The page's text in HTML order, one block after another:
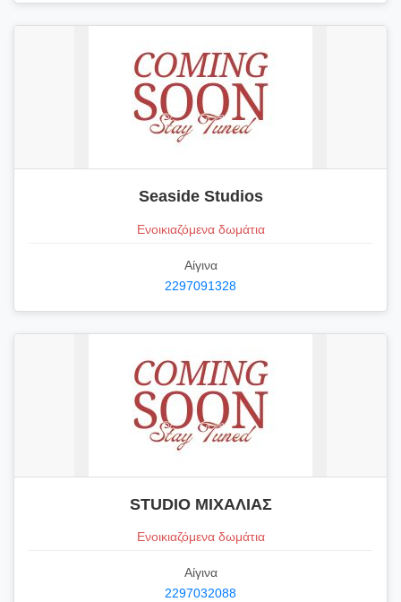
Seaside Studios
Ενοικιαζόμενα δωμάτια
Αίγινα
2297091328
STUDIO ΜΙΧΑΛΙΑΣ
Ενοικιαζόμενα δωμάτια
Αίγινα
2297032088